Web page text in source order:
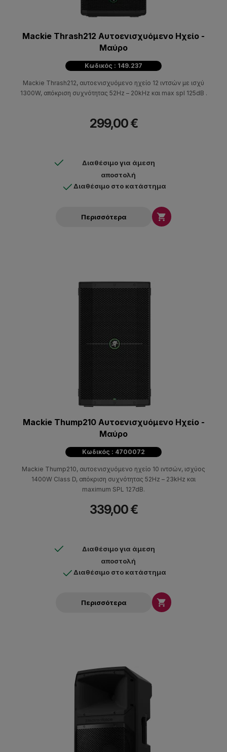
Mackie Thrash212 Αυτοενισχυόμενο Ηχείο -
Μαύρο
Κωδικός : 149.237
Mackie Thrash212, αυτοενισχυόμενο ηχείο 12 ιντσών με ισχύ
1300W, απόκριση συχνότητας 52Hz – 20kHz και max spl 125dB .
299,00 €
Διαθέσιμο για άμεση
αποστολή
Διαθέσιμο στο κατάστημα
Περισσότερα 
Mackie Thump210 Αυτοενισχυόμενο Ηχείο -
Μαύρο
Κωδικός : 4700072
Mackie Thump210, αυτοενισχυόμενο ηχείο 10 ιντσών, ισχύος
1400W Class D, απόκριση συχνότητας 52Hz – 23kHz και
maximum SPL 127dB.
339,00 €
Διαθέσιμο για άμεση
αποστολή
Διαθέσιμο στο κατάστημα
Περισσότερα 